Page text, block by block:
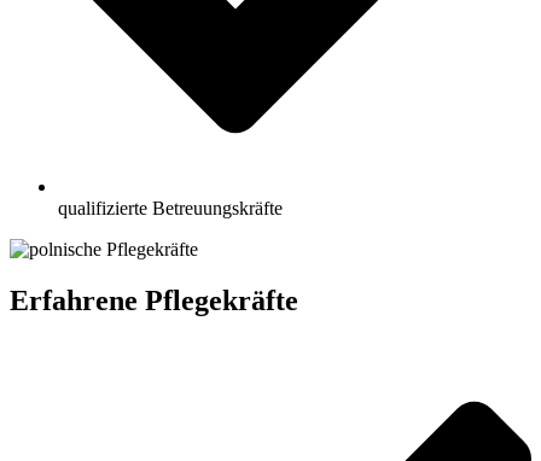
qualifizierte Betreuungskräfte
Erfahrene Pflegekräfte